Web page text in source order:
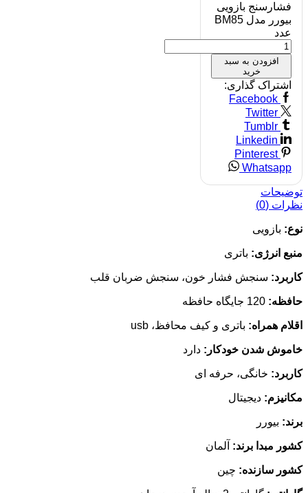
فشارسنج بازویی
بیورر مدل BM85
عدد
افزودن به سبد
خرید
اشتراک گذاری:
Facebook
Twitter
Tumblr
Linkedin
Pinterest
Whatsapp
توضیحات
نظرات (0)
نوع: بازویی
منبع انرژی: باتری
کاربرد: سنجش فشار خون، سنجش ضربان قلب
حافظه:
اقلام همراه: باتری و کیف محافظ، usb
خاموش شدن خودکار: دارد
کاربرد: خانگی، حرفه ای
مکانیزم: دیجیتال
برند: بیورر
کشور مبدا برند: آلمان
کشور سازنده: چین